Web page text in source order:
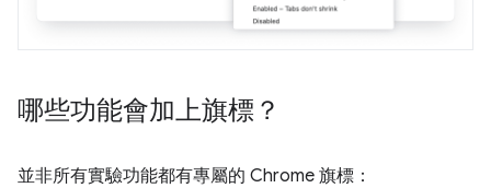
哪些功能會加上旗標？
並非所有實驗功能都有專屬的 Chrome 旗標：